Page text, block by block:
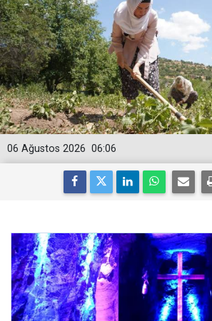
06:06
06 Ağustos 2026